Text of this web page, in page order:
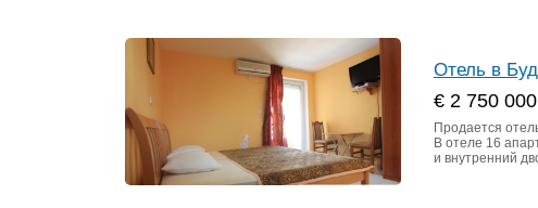
Отель в
€ 2 750 000
Продается
В отеле 16
и внутренний